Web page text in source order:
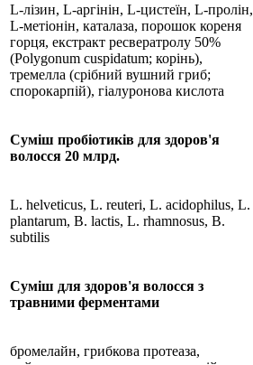
L-лізин, L-аргінін, L-цистеїн, L-пролін,
L-метіонін, каталаза, порошок кореня
горця, екстракт ресвератролу 50%
(Polygonum cuspidatum; корінь),
тремелла (срібний вушний гриб;
спорокарпій), гіалуронова кислота
Суміш пробіотиків для здоров'я
волосся 20 млрд.
L. helveticus, L. reuteri, L. acidophilus, L.
plantarum, B. lactis, L. rhamnosus, B.
subtilis
Суміш для здоров'я волосся з
травними ферментами
бромелайн, грибкова протеаза,